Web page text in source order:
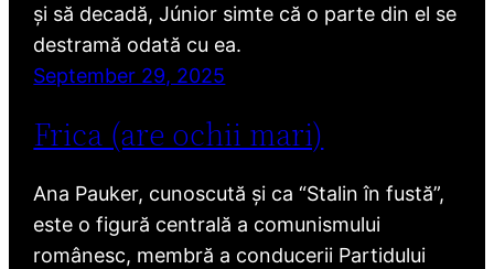
și să decadă, Júnior simte că o parte din el se
destramă odată cu ea.
September 29, 2025
Frica (are ochii mari)
Ana Pauker, cunoscută și ca “Stalin în fustă”,
este o figură centrală a comunismului
românesc, membră a conducerii Partidului